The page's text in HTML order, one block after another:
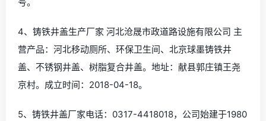
号。
4、铸铁井盖生产厂家 河北沧晟市政道路设施有限公司 主
营产品：河北移动厕所、环保卫生间、北京球墨铸铁井
盖、不锈钢井盖、树脂复合井盖。地址：献县郭庄镇王尧
京村。成立时间：2018-04-18。
5、铸铁井盖厂家电话：0317-4418018，公司始建于1980